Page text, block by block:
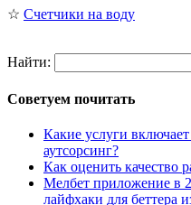
☆ Счетчики на воду
Найти:
Советуем почитать
Какие услуги включает
аутсорсинг?
Как оценить качество
Мелбет приложение в
лайфхаки для беттера